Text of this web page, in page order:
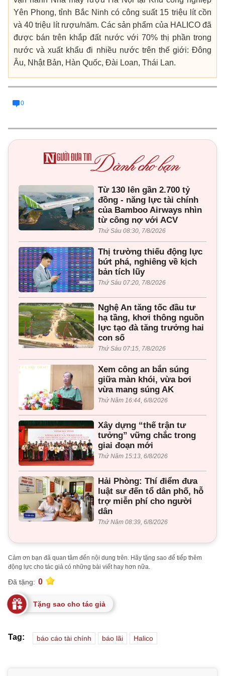
Yên Phong, tỉnh Bắc Ninh có công suất 15 triệu lít cồn
và 40 triệu lít rượu/năm. Các sản phẩm của HALICO đã
được bán trên khắp đất nước với 70% thị phần trong
nước và xuất khẩu đi nhiều nước trên thế giới: Đông
Âu, Nhật Bản, Hàn Quốc, Đài Loan, Thái Lan.
0
Từ 130 lên gần 2.700 tỷ
đồng - năng lực tài chính
của Bamboo Airways nhìn
từ công nợ với ACV
Thứ Sáu 08:30, 7/8/2026
Thị trường thiếu động lực
bứt phá, nghiêng về kịch
bản tích lũy
Thứ Sáu 07:20, 7/8/2026
Nghệ An tăng tốc đầu tư
hạ tầng, khơi thông nguồn
lực tạo đà tăng trưởng hai
con số
Thứ Sáu 07:15, 7/8/2026
Xem công an bắn súng
giữa màn khói, vừa bơi
vừa mang súng AK
Thứ Năm 16:44, 6/8/2026
Xây dựng “thế trận tư
tưởng” vững chắc trong
giai đoạn mới
Thứ Năm 15:13, 6/8/2026
Hải Phòng: Thí điểm đưa
luật sư đến tổ dân phố, hỗ
trợ miễn phí cho người
dân
Thứ Năm 08:39, 6/8/2026
Cảm ơn bạn đã quan tâm đến nội dung trên. Hãy tặng sao để tiếp thêm
động lực cho tác giả có những bài viết hay hơn nữa.
Đã tặng: 0
Tặng sao cho tác giả
Tag: báo cáo tài chính báo lãi Halico